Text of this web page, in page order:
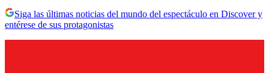
Siga las últimas noticias del mundo del espectáculo en Discover y
entérese de sus protagonistas